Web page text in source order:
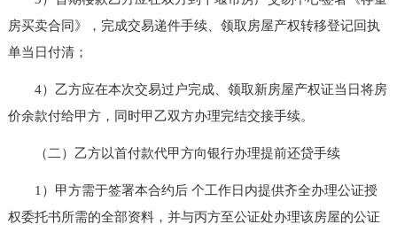
房买卖合同》，完成交易递件手续、领取房屋产权转移登记回执
单当日付清；
4）乙方应在本次交易过户完成、领取新房屋产权证当日将房
价余款付给甲方，同时甲乙双方办理完结交接手续。
（二）乙方以首付款代甲方向银行办理提前还贷手续
1）甲方需于签署本合约后 个工作日内提供齐全办理公证授
权委托书所需的全部资料，并与丙方至公证处办理该房屋的公证